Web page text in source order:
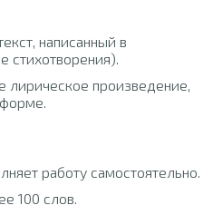
написанный в
стихотворения).
лирическое произведение,
работу самостоятельно.
100 слов.